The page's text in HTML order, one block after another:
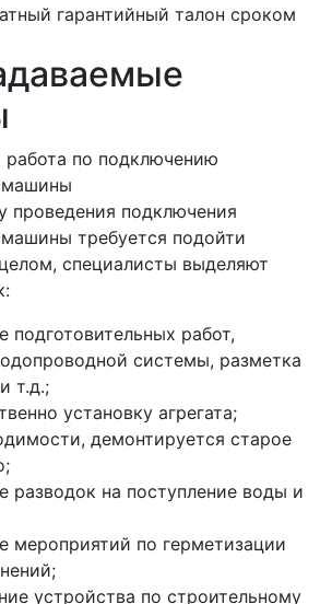
гарантийный талон сроком
работа по подключению
машины
проведения подключения
требуется подойти
специалисты выделяют
подготовительных работ,
системы, разметка
т.д.;
установку агрегата;
демонтируется старое
разводок на поступление воды и
мероприятий по герметизации
устройства по строительному